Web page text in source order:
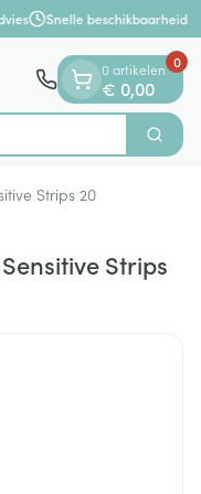
Snelle beschikbaarheid
Zoek
0 artikelen
€ 0,00
0
Strips 20
Strips